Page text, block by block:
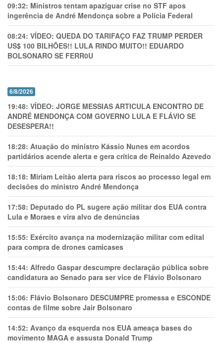
09:32: Ministros tentam apaziguar crise no STF apos
ingerência de André Mendonça sobre a Polícia Federal
08:24: VÍDEO: QUEDA DO TARIFAÇO FAZ TRUMP PERDER
US$ 100 BILHÕES!! LULA RINDO MUITO!! EDUARDO
BOLSONARO SE FERR0U
6/8/2026
19:48: VÍDEO: JORGE MESSIAS ARTICULA ENCONTRO DE
ANDRÉ MENDONÇA COM GOVERNO LULA E FLÁVIO SE
DESESPERA!!
18:28: Atuação do ministro Kássio Nunes em acordos
partidários acende alerta e gera crítica de Reinaldo Azevedo
18:18: Míriam Leitão alerta para riscos ao processo legal em
decisões do ministro André Mendonça
17:58: Deputado do PL sugere ação militar dos EUA contra
Lula e Moraes e vira alvo de denúncias
15:55: Exército avança na modernização militar com edital
para compra de drones camicases
15:44: Alfredo Gaspar descumpre declaração pública sobre
candidatura ao Senado para ser vice de Flávio Bolsonaro
15:06: Flávio Bolsonaro DESCUMPRE promessa e ESCONDE
contas de filme sobre Jair Bolsonaro
14:52: Avanço da esquerda nos EUA ameaça bases do
movimento MAGA e assusta Donald Trump